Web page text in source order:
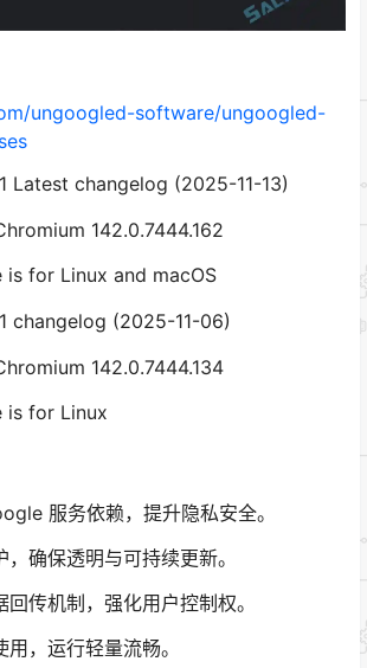
ungoogled-software/ungoogled-
Latest changelog (2025-11-13)
142.0.7444.162
is for Linux and macOS
changelog (2025-11-06)
142.0.7444.134
is for Linux
服务依赖，提升隐私安全。
确保透明与可持续更新。
传机制，强化用户控制权。
，运行轻量流畅。